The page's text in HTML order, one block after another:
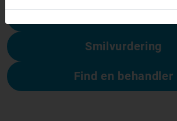
Smilvurdering
Find en behandler